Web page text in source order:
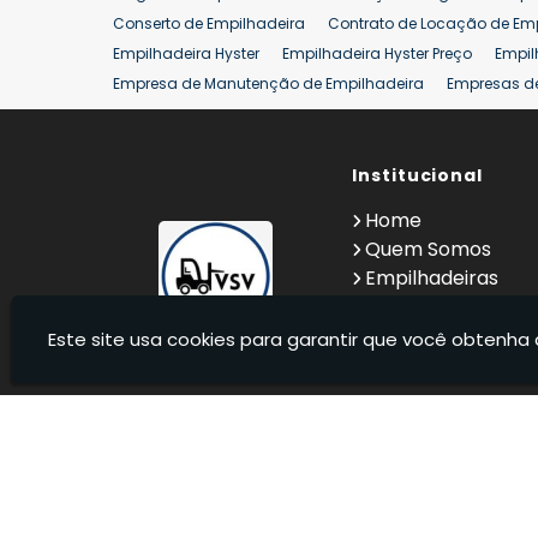
Conserto de Empilhadeira
Contrato de Locação de
Empilhadeira Hyster
Empilhadeira Hyster Preço
Empresa de Manutenção de Empilhadeira
Empresas
Locação Empilhadeira Hyster
Locação Empilhadeira
Comprar Empilhadeira
Locação de Empilhadeira 25 ton
Comprar
Institucional
Home
Quem Somos
Empilhadeiras
Informações
Este site usa cookies para garantir que você obtenha